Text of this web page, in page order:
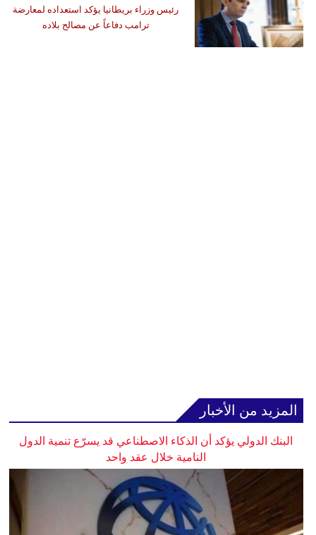
رئيس وزراء بريطانيا يؤكد استعداده لمعارضة
ترامب دفاعاً عن مصالح بلاده
المزيد من الأخبار
البنك الدولي يؤكد أن الذكاء الاصطناعي قد يسرّع تنمية الدول
النامية خلال عقد واحد